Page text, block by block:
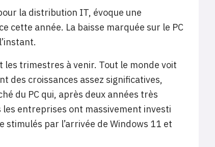
la distribution IT, évoque une
cette année. La baisse marquée sur le PC
les trimestres à venir. Tout le monde voit
des croissances assez significatives,
du PC qui, après deux années très
entreprises ont massivement investi
par l’arrivée de Windows 11 et